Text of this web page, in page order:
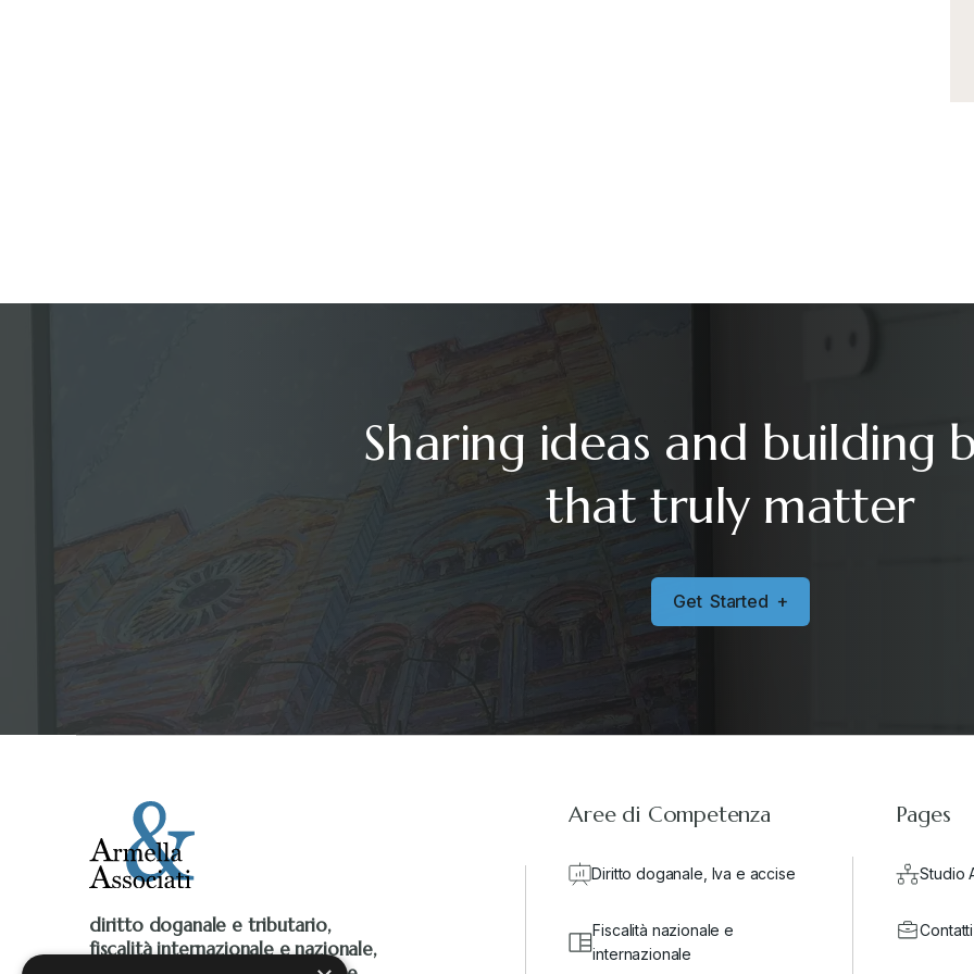
Sharing ideas and building
that truly matter
Get Started +
diritto doganale e tributario,
fiscalità internazionale e nazionale,
Aree di Competenza
Diritto doganale, Iva e accise
Fiscalità nazionale e
internazionale
Pages
Studio
Contatti